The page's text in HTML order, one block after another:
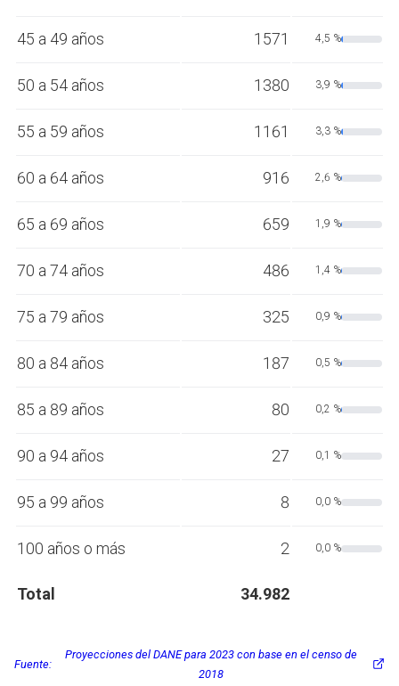
45 a 49 años 1571 4,5 %
50 a 54 años 1380 3,9 %
55 a 59 años 1161 3,3 %
60 a 64 años 916 2,6 %
65 a 69 años 659 1,9 %
70 a 74 años 486 1,4 %
75 a 79 años 325 0,9 %
80 a 84 años 187 0,5 %
85 a 89 años 80 0,2 %
90 a 94 años 27 0,1 %
95 a 99 años 8 0,0 %
100 años o más 2 0,0 %
Total 34.982
Fuente:
Proyecciones del DANE para 2023 con base en el censo de
2018